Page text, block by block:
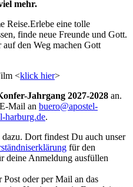
mehr.
Reise.Erlebe eine tolle
finde neue Freunde und Gott.
den Weg machen Gott
<klick hier>
Jahrgang 2027-2028 an.
Mail an buero@apostel-
harburg.de.
Dort findest Du auch unser
für den
deine Anmeldung ausfüllen
oder per Mail an das